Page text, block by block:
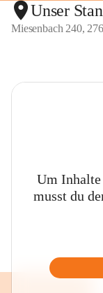
Unser
Miesenbach 240,
Um Inhalte
musst du